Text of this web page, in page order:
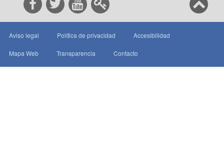
Aviso legal Política de privacidad Accesibilidad
Mapa Web Transparencia Contacto